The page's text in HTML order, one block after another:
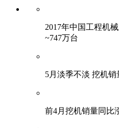
2017年中国工程机
~747万台
5月淡季不淡 挖机
前4月挖机销量同比